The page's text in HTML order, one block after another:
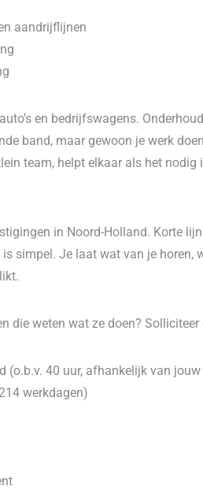
aandrijflijnen
en bedrijfswagens.
band, maar gewoon je werk
team, helpt elkaar als het nodig
in Noord-Holland. Korte
simpel. Je laat wat van je horen,
die weten wat ze doen? Solliciteer
(o.b.v. 40 uur, afhankelijk van
werkdagen)